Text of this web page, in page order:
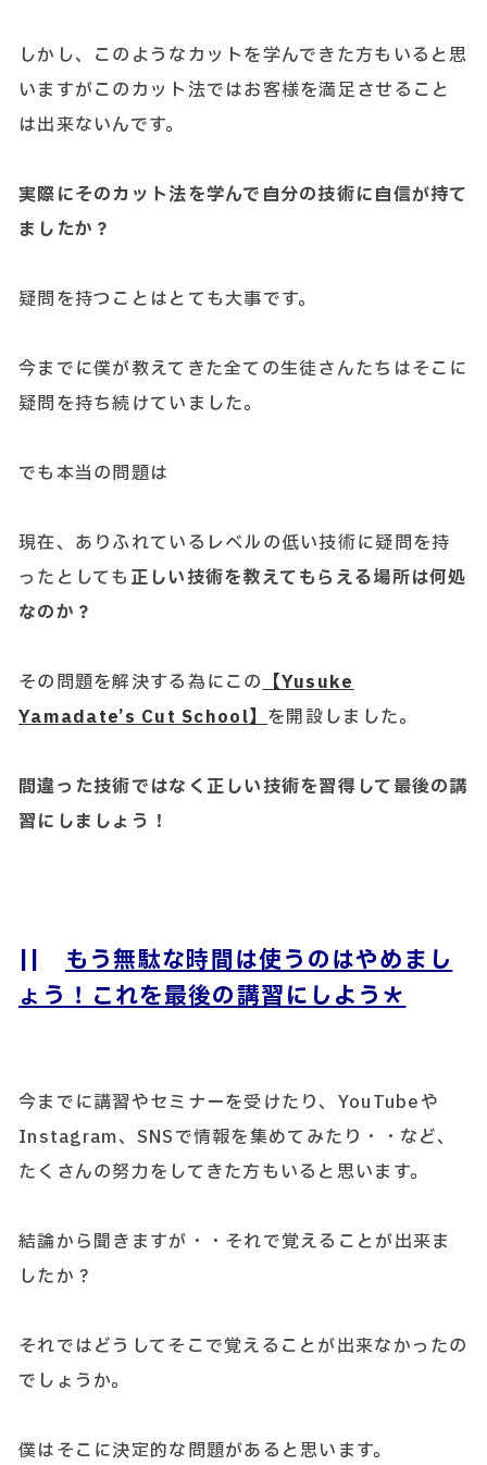
しかし、このようなカットを学んできた方もいると思
いますがこのカット法ではお客様を満足させること
は出来ないんです。
実際にそのカット法を学んで自分の技術に自信が持て
ましたか？
疑問を持つことはとても大事です。
今までに僕が教えてきた全ての生徒さんたちはそこに
疑問を持ち続けていました。
でも本当の問題は
現在、ありふれているレベルの低い技術に疑問を持
ったとしても 正しい技術を教えてもらえる場所は何処
なのか？
その問題を解決する為にこの
【Yusuke
Yamadate’s Cut School】 を開設しました。
間違った技術ではなく正しい技術を習得して最後の講
習にしましょう！
|| もう無駄な時間は使うのはやめまし
ょう！これを最後の講習にしよう＊
今までに講習やセミナーを受けたり、YouTubeや
Instagram、SNSで情報を集めてみたり・・など、
たくさんの努力をしてきた方もいると思います。
結論から聞きますが・・それで覚えることが出来ま
したか？
それではどうしてそこで覚えることが出来なかったの
でしょうか。
僕はそこに決定的な問題があると思います。